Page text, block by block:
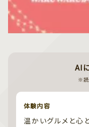
AI
※読
体験内容
温かいグルメと心